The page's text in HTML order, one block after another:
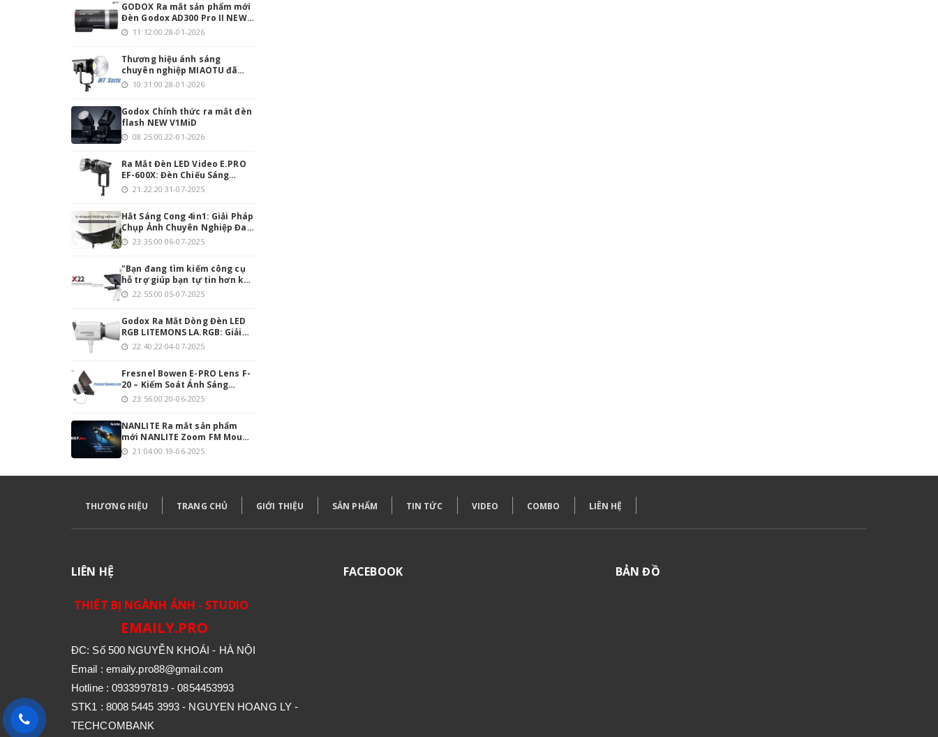
GODOX Ra mắt sản phẩm mới
Đèn Godox AD300 Pro II NEW
phiên bản nâng cấp
11:12:00 28-01-2026
Thương hiệu ánh sáng
chuyên nghiệp MIAOTU đã
chính thức đặt chân vào thị
10:31:00 28-01-2026
Godox Chính thức ra mắt đèn
flash NEW V1MiD
08:25:00 22-01-2026
Ra Mắt Đèn LED Video E.PRO
EF-600X: Đèn Chiếu Sáng
Mạnh Mẽ Cho Người Đam Mê
21:22:20 31-07-2025
Hắt Sáng Cong 4in1: Giải Pháp
Chụp Ảnh Chuyên Nghiệp Đa
Năng23:35:00 06-07-2025
"Bạn đang tìm kiếm công cụ
hỗ trợ giúp bạn tự tin hơn khi
thuyết trình hoặc quay
Professionnel 22 Inch chính
là giải pháp hoàn hảo cho
bạn!
22:55:00 05-07-2025
Godox Ra Mắt Dòng Đèn LED
RGB LITEMONS LA.RGB: Giải
Pháp Chiếu Sáng Toàn Diện
22:40:22 04-07-2025
Fresnel Bowen E-PRO Lens F-
20 – Kiểm Soát Ánh Sáng
Chính Xác, Tối Ưu Hóa Quay
23:56:00 20-06-2025
NANLITE Ra mắt sản phẩm
mới NANLITE Zoom FM Mount
Projection 18°-36°
21:04:00 19-06-2025
THƯƠNG HIỆU TRANG CHỦ GIỚI THIỆU SẢN PHẨM TIN TỨC VIDEO COMBO LIÊN HỆ
LIÊN HỆ
THIẾT BỊ NGÀNH ẢNH - STUDIO
EMAILY.PRO
ĐC: Số 500 NGUYỄN KHOÁI - HÀ NỘI
Email : emaily.pro88@gmail.com
Hotline : 0933997819 - 0854453993
STK1 : 8008 5445 3993 - NGUYEN HOANG LY -
TECHCOMBANK
FACEBOOK BẢN ĐỒ